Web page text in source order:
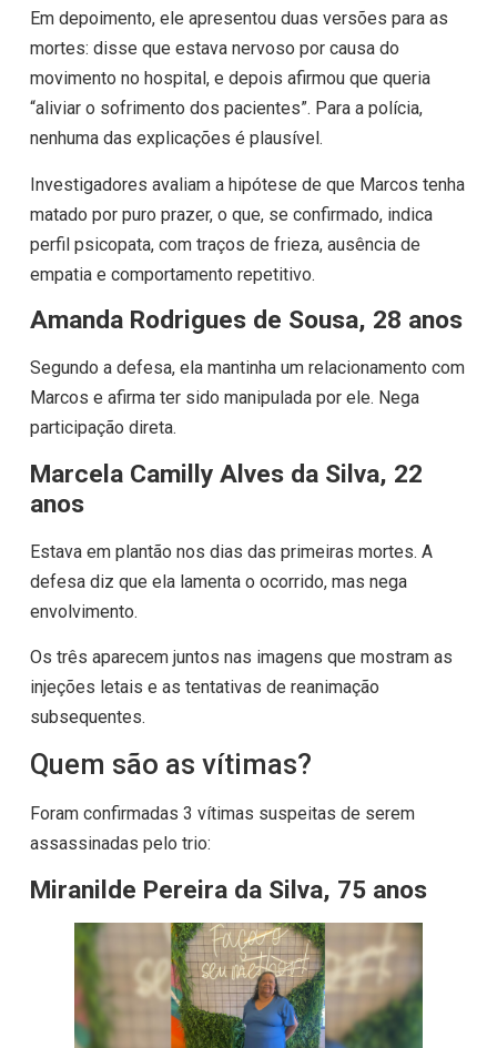
Em depoimento, ele apresentou duas versões para as
mortes: disse que estava nervoso por causa do
movimento no hospital, e depois afirmou que queria
“aliviar o sofrimento dos pacientes”. Para a polícia,
nenhuma das explicações é plausível.
Investigadores avaliam a hipótese de que Marcos tenha
matado por puro prazer, o que, se confirmado, indica
perfil psicopata, com traços de frieza, ausência de
empatia e comportamento repetitivo.
Amanda Rodrigues de Sousa, 28 anos
Segundo a defesa, ela mantinha um relacionamento com
Marcos e afirma ter sido manipulada por ele. Nega
participação direta.
Marcela Camilly Alves da Silva, 22
anos
Estava em plantão nos dias das primeiras mortes. A
defesa diz que ela lamenta o ocorrido, mas nega
envolvimento.
Os três aparecem juntos nas imagens que mostram as
injeções letais e as tentativas de reanimação
subsequentes.
Quem são as vítimas?
Foram confirmadas 3 vítimas suspeitas de serem
assassinadas pelo trio:
Miranilde Pereira da Silva, 75 anos